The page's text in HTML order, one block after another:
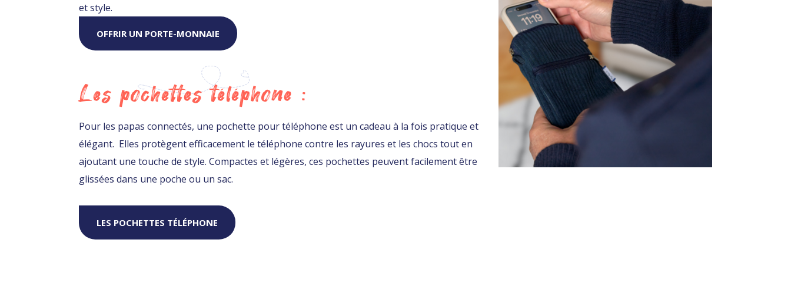
et style.
OFFRIR UN PORTE-MONNAIE
Les pochettes téléphone :
Pour les papas connectés, une pochette pour téléphone est un cadeau à la fois pratique et
élégant. Elles protègent efficacement le téléphone contre les rayures et les chocs tout en
ajoutant une touche de style. Compactes et légères, ces pochettes peuvent facilement être
glissées dans une poche ou un sac.
LES POCHETTES TÉLÉPHONE